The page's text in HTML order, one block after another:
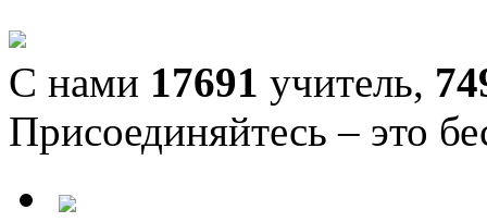
С нами 17691 учитель,
Присоединяйтесь – это